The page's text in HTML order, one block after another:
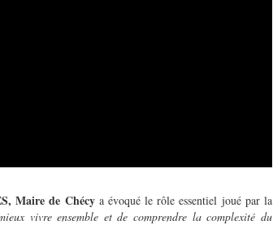
Maire de Chécya évoqué le rôle essentiel joué par la
vivre ensemble et de comprendre la complexité du